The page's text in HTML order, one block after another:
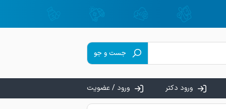
جست و جو
ورود دکتر ورود / عضویت